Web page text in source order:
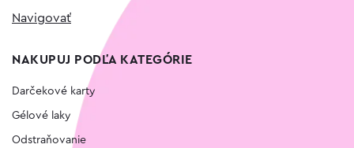
Navigovať
NAKUPUJ PODĽA KATEGÓRIE
Darčekové karty
Gélové laky
Odstraňovanie